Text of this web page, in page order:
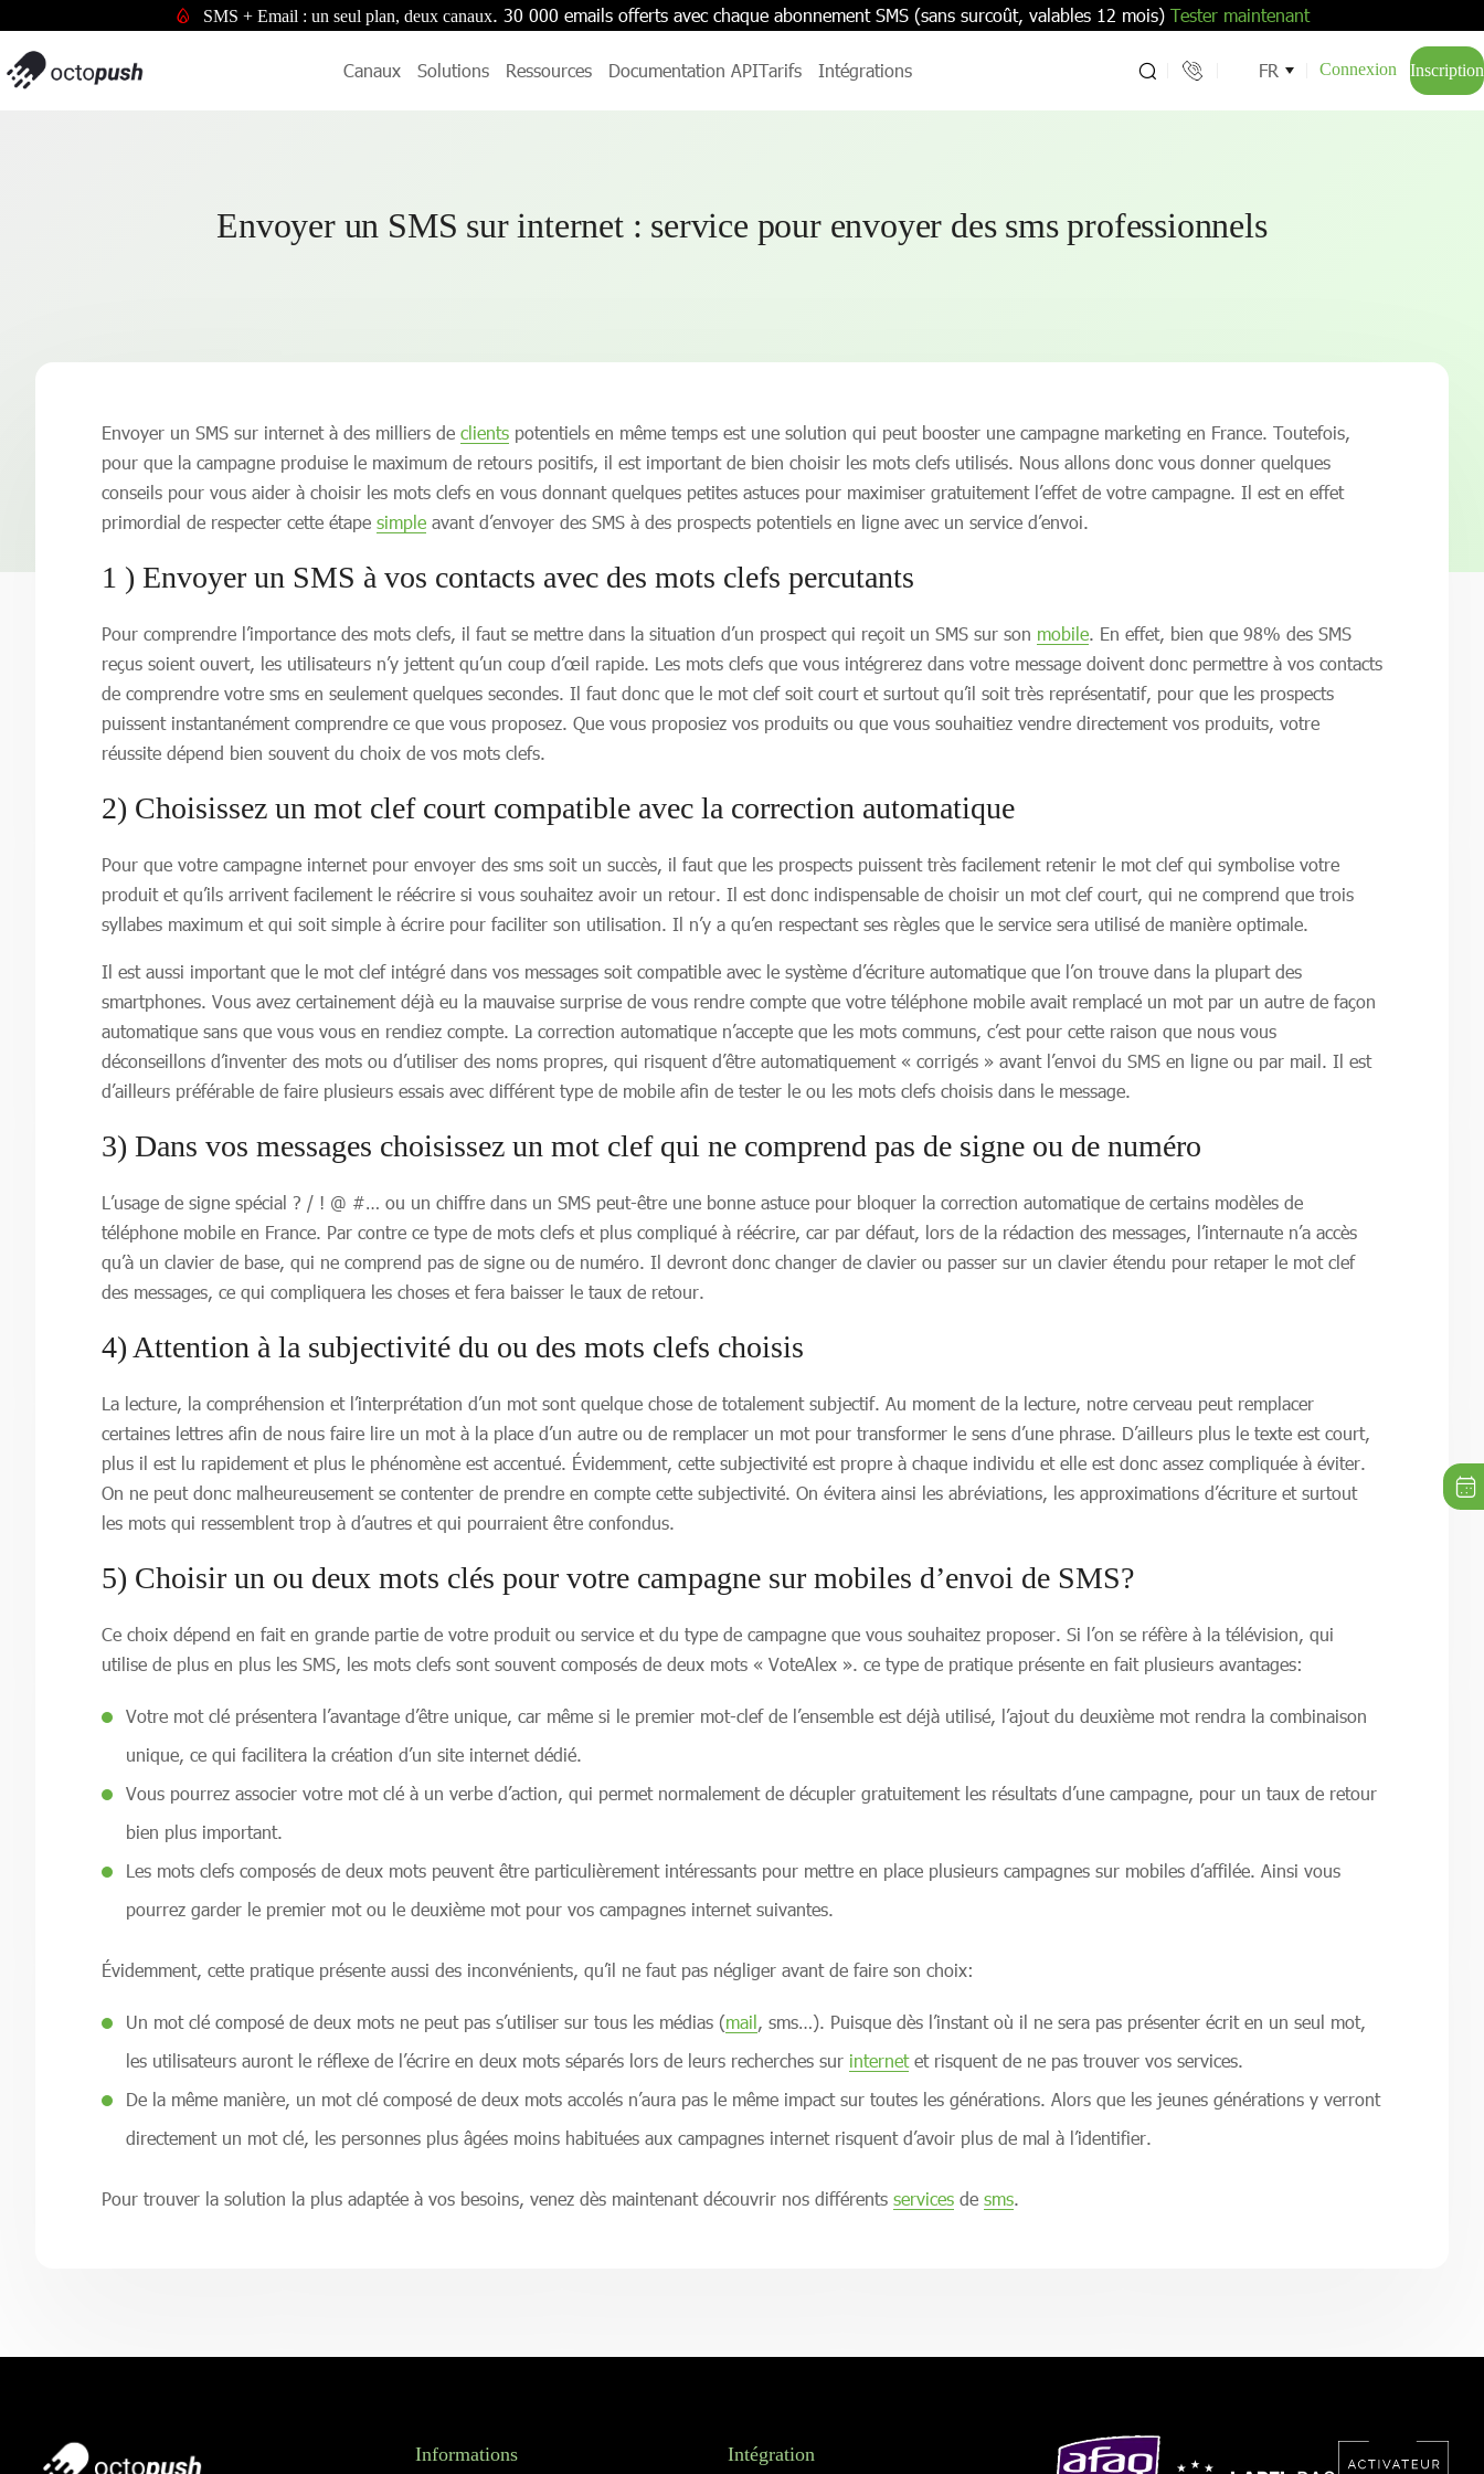
SMS + Email : un seul plan, deux canaux. 30 000 emails offerts avec chaque abonnement SMS (sans surcoût, valables 12 mois) Tester maintenant
Canaux Solutions Ressources Documentation APITarifs Intégrations FR Connexion Inscription
Envoyer un SMS sur internet : service pour envoyer des sms professionnels
Envoyer un SMS sur internet à des milliers de clients potentiels en même temps est une solution qui peut booster une campagne marketing en France. Toutefois,
pour que la campagne produise le maximum de retours positifs, il est important de bien choisir les mots clefs utilisés. Nous allons donc vous donner quelques
conseils pour vous aider à choisir les mots clefs en vous donnant quelques petites astuces pour maximiser gratuitement l’effet de votre campagne. Il est en effet
primordial de respecter cette étape simple avant d’envoyer des SMS à des prospects potentiels en ligne avec un service d’envoi.
1 ) Envoyer un SMS à vos contacts avec des mots clefs percutants
Pour comprendre l’importance des mots clefs, il faut se mettre dans la situation d’un prospect qui reçoit un SMS sur son mobile. En effet, bien que 98% des SMS
reçus soient ouvert, les utilisateurs n’y jettent qu’un coup d’œil rapide. Les mots clefs que vous intégrerez dans votre message doivent donc permettre à vos contacts
de comprendre votre sms en seulement quelques secondes. Il faut donc que le mot clef soit court et surtout qu’il soit très représentatif, pour que les prospects
puissent instantanément comprendre ce que vous proposez. Que vous proposiez vos produits ou que vous souhaitiez vendre directement vos produits, votre
réussite dépend bien souvent du choix de vos mots clefs.
2) Choisissez un mot clef court compatible avec la correction automatique
Pour que votre campagne internet pour envoyer des sms soit un succès, il faut que les prospects puissent très facilement retenir le mot clef qui symbolise votre
produit et qu’ils arrivent facilement le réécrire si vous souhaitez avoir un retour. Il est donc indispensable de choisir un mot clef court, qui ne comprend que trois
syllabes maximum et qui soit simple à écrire pour faciliter son utilisation. Il n’y a qu’en respectant ses règles que le service sera utilisé de manière optimale.
Il est aussi important que le mot clef intégré dans vos messages soit compatible avec le système d’écriture automatique que l’on trouve dans la plupart des
smartphones. Vous avez certainement déjà eu la mauvaise surprise de vous rendre compte que votre téléphone mobile avait remplacé un mot par un autre de façon
automatique sans que vous vous en rendiez compte. La correction automatique n’accepte que les mots communs, c’est pour cette raison que nous vous
déconseillons d’inventer des mots ou d’utiliser des noms propres, qui risquent d’être automatiquement « corrigés » avant l’envoi du SMS en ligne ou par mail. Il est
d’ailleurs préférable de faire plusieurs essais avec différent type de mobile afin de tester le ou les mots clefs choisis dans le message.
3) Dans vos messages choisissez un mot clef qui ne comprend pas de signe ou de numéro
L’usage de signe spécial ? / ! @ #… ou un chiffre dans un SMS peut-être une bonne astuce pour bloquer la correction automatique de certains modèles de
téléphone mobile en France. Par contre ce type de mots clefs et plus compliqué à réécrire, car par défaut, lors de la rédaction des messages, l’internaute n’a accès
qu’à un clavier de base, qui ne comprend pas de signe ou de numéro. Il devront donc changer de clavier ou passer sur un clavier étendu pour retaper le mot clef
des messages, ce qui compliquera les choses et fera baisser le taux de retour.
4) Attention à la subjectivité du ou des mots clefs choisis
La lecture, la compréhension et l’interprétation d’un mot sont quelque chose de totalement subjectif. Au moment de la lecture, notre cerveau peut remplacer
certaines lettres afin de nous faire lire un mot à la place d’un autre ou de remplacer un mot pour transformer le sens d’une phrase. D’ailleurs plus le texte est court,
plus il est lu rapidement et plus le phénomène est accentué. Évidemment, cette subjectivité est propre à chaque individu et elle est donc assez compliquée à éviter.
On ne peut donc malheureusement se contenter de prendre en compte cette subjectivité. On évitera ainsi les abréviations, les approximations d’écriture et surtout
les mots qui ressemblent trop à d’autres et qui pourraient être confondus.
5) Choisir un ou deux mots clés pour votre campagne sur mobiles d’envoi de SMS?
Ce choix dépend en fait en grande partie de votre produit ou service et du type de campagne que vous souhaitez proposer. Si l’on se réfère à la télévision, qui
utilise de plus en plus les SMS, les mots clefs sont souvent composés de deux mots « VoteAlex ». ce type de pratique présente en fait plusieurs avantages:
Votre mot clé présentera l’avantage d’être unique, car même si le premier mot-clef de l’ensemble est déjà utilisé, l’ajout du deuxième mot rendra la combinaison
unique, ce qui facilitera la création d’un site internet dédié.
Vous pourrez associer votre mot clé à un verbe d’action, qui permet normalement de décupler gratuitement les résultats d’une campagne, pour un taux de retour
bien plus important.
Les mots clefs composés de deux mots peuvent être particulièrement intéressants pour mettre en place plusieurs campagnes sur mobiles d’affilée. Ainsi vous
pourrez garder le premier mot ou le deuxième mot pour vos campagnes internet suivantes.
Évidemment, cette pratique présente aussi des inconvénients, qu’il ne faut pas négliger avant de faire son choix:
Un mot clé composé de deux mots ne peut pas s’utiliser sur tous les médias (mail, sms…). Puisque dès l’instant où il ne sera pas présenter écrit en un seul mot,
les utilisateurs auront le réflexe de l’écrire en deux mots séparés lors de leurs recherches sur internetet risquent de ne pas trouver vos services.
De la même manière, un mot clé composé de deux mots accolés n’aura pas le même impact sur toutes les générations. Alors que les jeunes générations y verront
directement un mot clé, les personnes plus âgées moins habituées aux campagnes internet risquent d’avoir plus de mal à l’identifier.
Pour trouver la solution la plus adaptée à vos besoins, venez dès maintenant découvrir nos différents services de sms.
Informations Intégration